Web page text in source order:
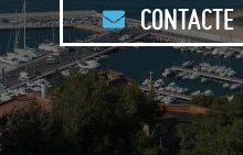
CONTACTE